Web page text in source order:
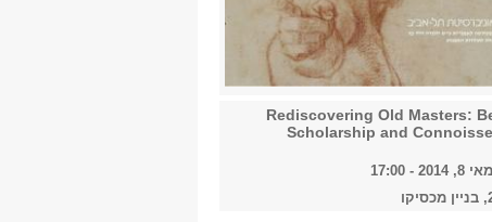
Rediscovering Old Masters:
Scholarship and
- 17:00